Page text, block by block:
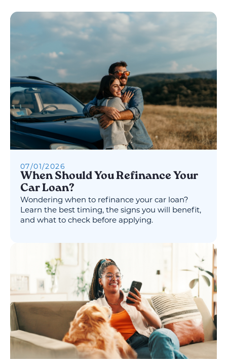
07/01/2026
When Should You Refinance Your
Car Loan?
Wondering when to refinance your car loan?
Learn the best timing, the signs you will benefit,
and what to check before applying.